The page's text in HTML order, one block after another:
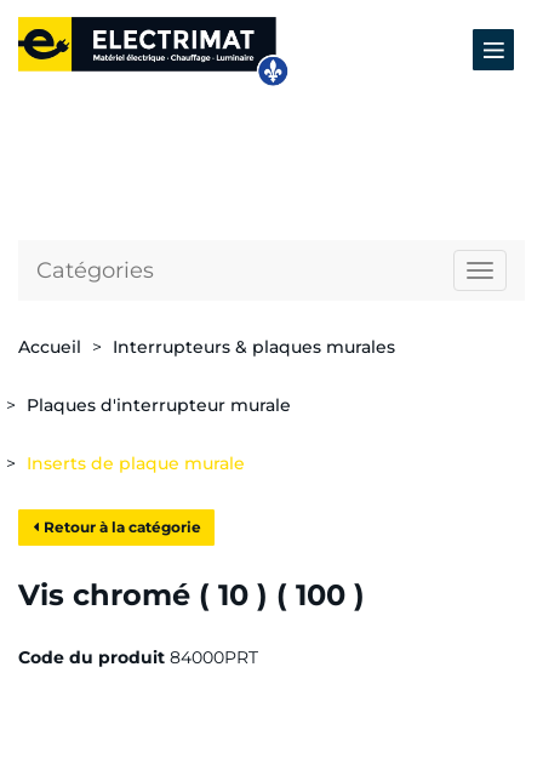
Catégories
Accueil Interrupteurs & plaques murales
Plaques d'interrupteur murale
Inserts de plaque murale
Retour à la catégorie
Vis chromé ( 10 ) ( 100 )
Code du produit 84000PRT